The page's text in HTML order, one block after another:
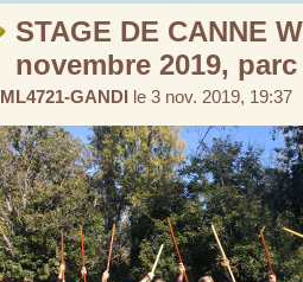
STAGE DE CANNE
novembre 2019,
ML4721-GANDI le 3 nov. 2019, 19:37